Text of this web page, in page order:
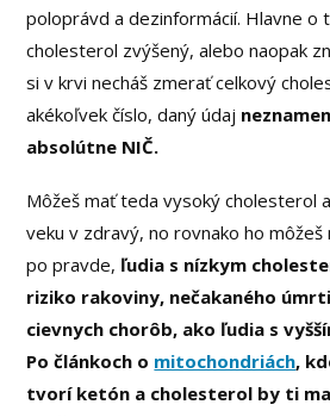
poloprávd a dezinformácií. Hlavne o
cholesterol zvýšený, alebo naopak
si v krvi necháš zmerať celkový
akékoľvek číslo, daný údaj
absolútne NIČ.
Môžeš mať teda vysoký cholesterol
veku v zdravý, no rovnako ho môžeš
po pravde, ľudia s nízkym
riziko rakoviny, nečakaného
cievnych chorôb, ako ľudia s
Po článkoch o mitochondriách,
tvorí ketón a cholesterol by ti